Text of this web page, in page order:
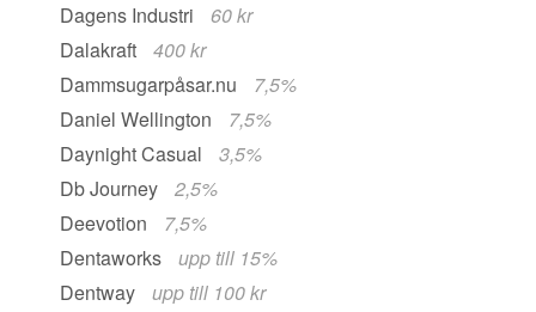
Dagens Industri
60 kr
Dalakraft
400 kr
Dammsugarpåsar.nu
7,5%
Daniel Wellington
7,5%
Daynight Casual
3,5%
Db Journey
2,5%
Deevotion
7,5%
Dentaworks
upp till 15%
Dentway
upp till 100 kr